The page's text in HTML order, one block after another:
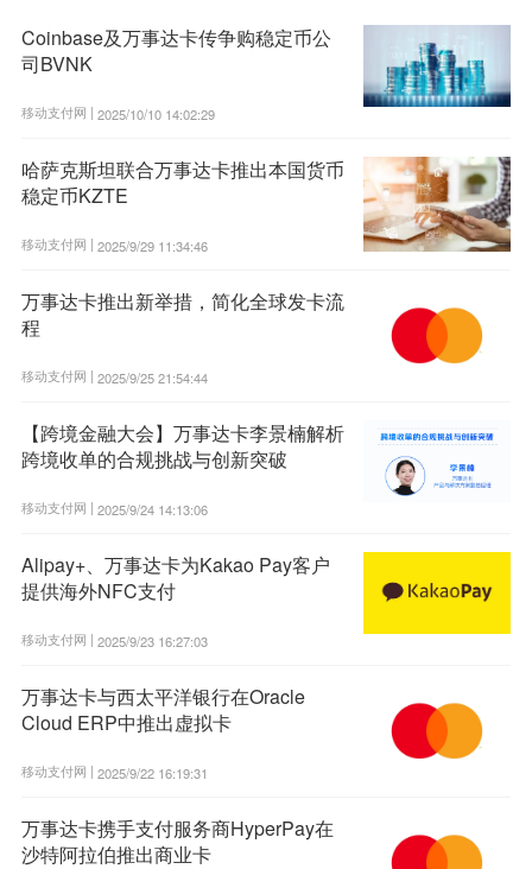
Coinbase及万事达卡传争购稳定币公
司BVNK
移动支付网 | 2025/10/10 14:02:29
哈萨克斯坦联合万事达卡推出本国货币
稳定币KZTE
移动支付网 | 2025/9/29 11:34:46
万事达卡推出新举措，简化全球发卡流
程
移动支付网 | 2025/9/25 21:54:44
【跨境金融大会】万事达卡李景楠解析
跨境收单的合规挑战与创新突破
移动支付网 | 2025/9/24 14:13:06
Alipay+、万事达卡为Kakao Pay客户
提供海外NFC支付
移动支付网 | 2025/9/23 16:27:03
万事达卡与西太平洋银行在Oracle
Cloud ERP中推出虚拟卡
移动支付网 | 2025/9/22 16:19:31
万事达卡携手支付服务商HyperPay在
沙特阿拉伯推出商业卡